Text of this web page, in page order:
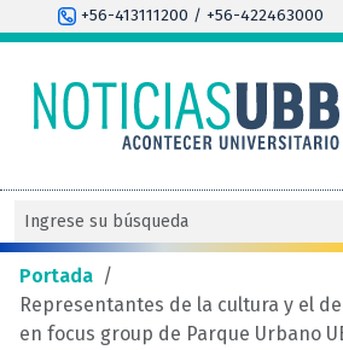
+56-413111200 / +56-422463000
Portada /
Representantes de la cultura y el
en focus group de Parque Urbano